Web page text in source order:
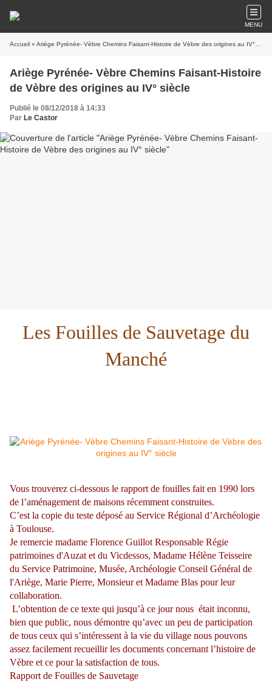
MENU
Accueil » Ariège Pyrénée- Vèbre Chemins Faisant-Histoire de Vèbre des origines au IV° siècle
Ariège Pyrénée- Vèbre Chemins Faisant-Histoire
de Vèbre des origines au IV° siècle
Publié le 08/12/2018 à 14:33
Par Le Castor
Les Fouilles de Sauvetage du
Manché
Vous trouverez ci-dessous le rapport de fouilles fait en 1990 lors
de l’aménagement de maisons récemment construites.
C’est la copie du teste déposé au Service Régional d’Archéologie
à Toulouse.
Je remercie madame Florence Guillot Responsable Régie
patrimoines d'Auzat et du Vicdessos, Madame Hélène Teisseire
du Service Patrimoine, Musée, Archéologie Conseil Général de
l'Ariège, Marie Pierre, Monsieur et Madame Blas pour leur
collaboration.
L’obtention de ce texte qui jusqu’à ce jour nous était inconnu,
bien que public, nous démontre qu’avec un peu de participation
de tous ceux qui s’intéressent à la vie du village nous pouvons
assez facilement recueillir les documents concernant l’histoire de
Vèbre et ce pour la satisfaction de tous.
Rapport de Fouilles de Sauvetage